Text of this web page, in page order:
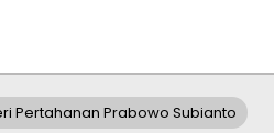
Pertahanan Prabowo Subianto